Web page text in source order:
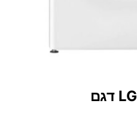
מכונת כביסה 8 ק"ג LG דגם